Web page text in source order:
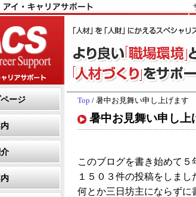
Top / 暑中お見舞い申し上げます
暑中お見舞い申し上
このブログを書き始めて５
１５０３件の投稿をしまし
何とか三日坊主にならずに
ページ